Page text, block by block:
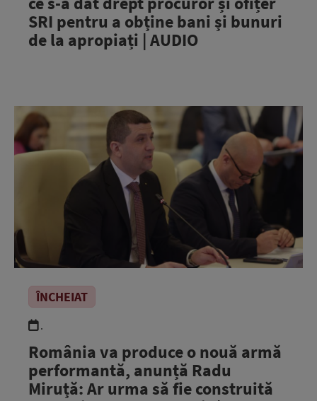
SRI pentru a obține bani și bunuri
de la apropiați | AUDIO
ÎNCHEIAT
.
România va produce o nouă armă
performantă, anunță Radu
Miruță: Ar urma să fie construită